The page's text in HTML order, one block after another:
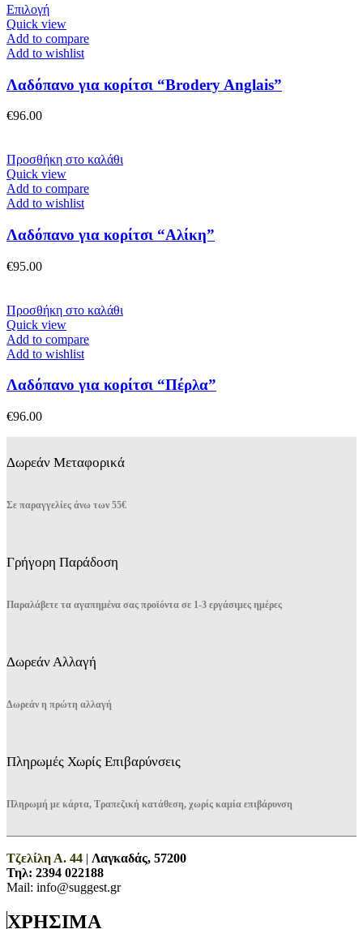
ΕπιλογήΑυτό
το
προϊόν
έχει
παραλλαγές.
Οι
επιλεγούν
στη
σελίδα
του
προϊόντος
Quick view
Add to compare
Add to wishlist
Λαδόπανο για κορίτσι “Brodery Anglais”
€96.00
Προσθήκη στο καλάθι
Quick view
Add to compare
Add to wishlist
Λαδόπανο για κορίτσι “Αλίκη”
€95.00
Προσθήκη στο καλάθι
Quick view
Add to compare
Add to wishlist
Λαδόπανο για κορίτσι “Πέρλα”
€96.00
Δωρεάν Μεταφορικά
Σε παραγγελίες άνω των 55€
Γρήγορη Παράδοση
Παραλάβετε τα αγαπημένα σας προϊόντα σε 1-3 εργάσιμες ημέρες
Δωρεάν Αλλαγή
Δωρεάν η πρώτη αλλαγή
Πληρωμές Χωρίς Επιβαρύνσεις
Πληρωμή με κάρτα, Τραπεζική κατάθεση, χωρίς καμία επιβάρυνση
Τζελίλη Α. 44 | Λαγκαδάς, 57200
Τηλ: 2394 022188
Mail: info@suggest.gr
ΧΡΗΣΙΜΑ